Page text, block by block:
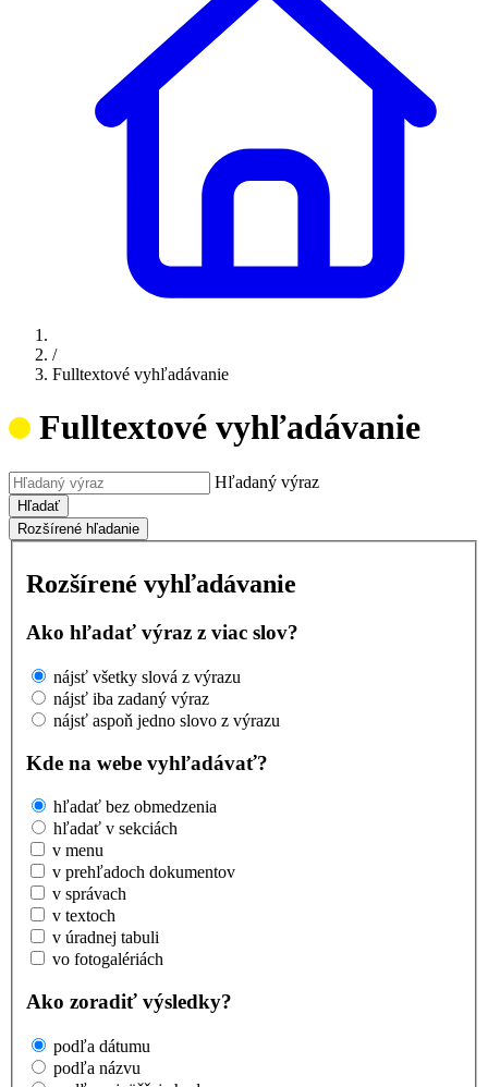
/
Fulltextové vyhľadávanie
Fulltextové vyhľadávanie
Hľadaný výraz
Hľadať
Rozšírené hľadanie
Rozšírené vyhľadávanie
Ako hľadať výraz z viac slov?
nájsť všetky slová z výrazu
nájsť iba zadaný výraz
nájsť aspoň jedno slovo z výrazu
Kde na webe vyhľadávať?
hľadať bez obmedzenia
hľadať v sekciách
v menu
v prehľadoch dokumentov
v správach
v textoch
v úradnej tabuli
vo fotogalériách
Ako zoradiť výsledky?
podľa dátumu
podľa názvu